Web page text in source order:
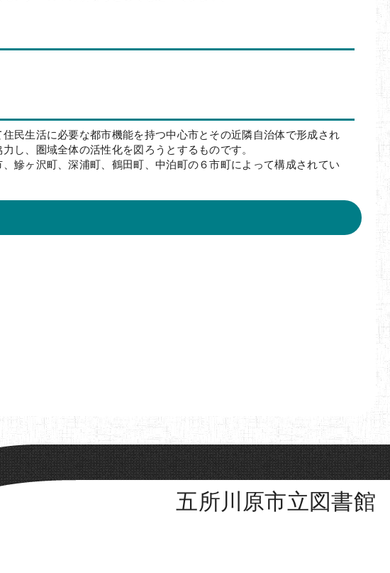
民生活に必要な都市機能を持つ中心市とその近隣自治体で形成され
し、圏域全体の活性化を図ろうとするものです。
鰺ヶ沢町、深浦町、鶴田町、中泊町の６市町によって構成されてい
五所川原市立図書館